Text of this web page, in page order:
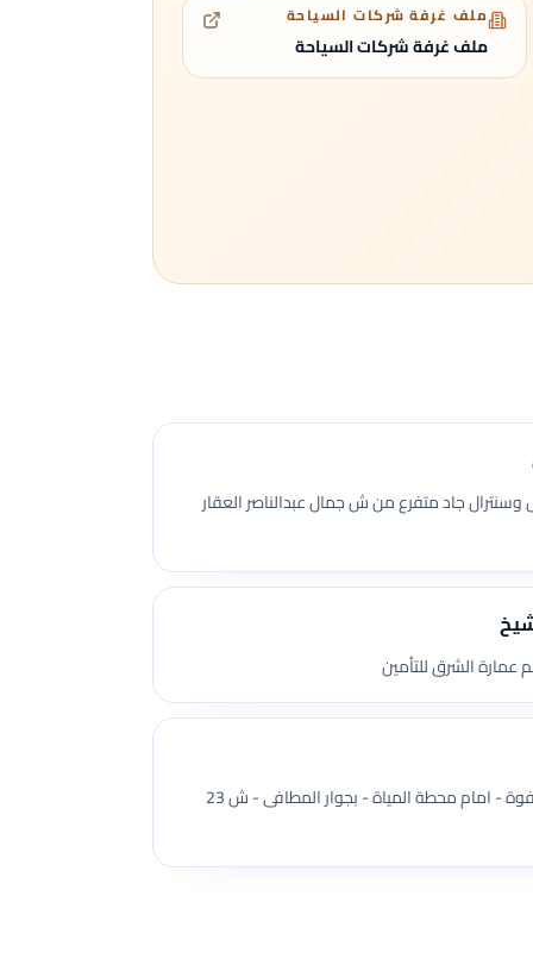
ملف غرفة شركات السياحة
ملف غرفة شركات السياحة
جاد متفرع من ش جمال عبدالناصر العقار
الشرق للتأمين
شقة بالدور الاول علوى - برج الصفوة - امام محطة المياة - بجوار المطافى - ش 23